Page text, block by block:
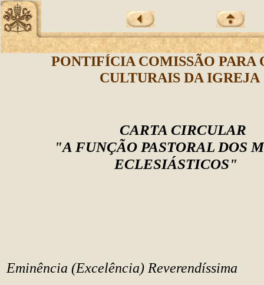
PONTIFÍCIA COMISSÃO PARA
CULTURAIS DA
CARTA CIRCULAR
"A FUNÇÃO PASTORAL DOS
ECLESIÁSTICOS"
Eminência (Excelência) Reverendíssima